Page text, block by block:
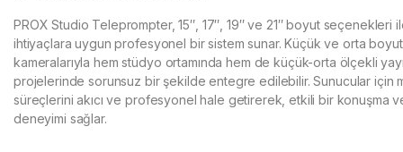
PROX Studio Teleprompter, 15″, 17″, 19″ ve 21″ boyut seçenekleri
ihtiyaçlara uygun profesyonel bir sistem sunar. Küçük ve orta
kameralarıyla hem stüdyo ortamında hem de küçük-orta ölçekli
projelerinde sorunsuz bir şekilde entegre edilebilir. Sunucular için
süreçlerini akıcı ve profesyonel hale getirerek, etkili bir konuşma
deneyimi sağlar.